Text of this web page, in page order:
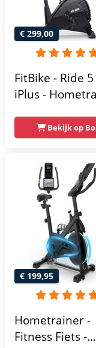
110 kg - Zwart
Blauw
€ 299,00
FitBike - Ride 5
iPlus -
-
Bekijk op
€ 199,95
Hometrainer -
Fitness Fiets -